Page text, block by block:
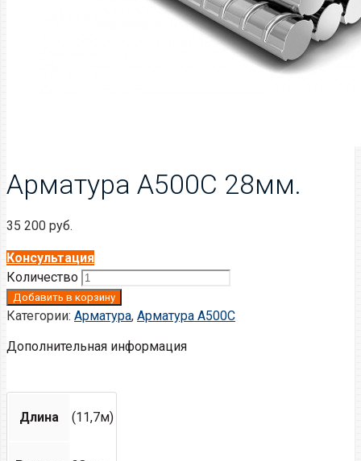
Арматура А500С 28мм.
35 200 руб.
Консультация
Количество
Добавить в корзину
Категории: Арматура, Арматура A500C
Дополнительная информация
Длина (11,7м)